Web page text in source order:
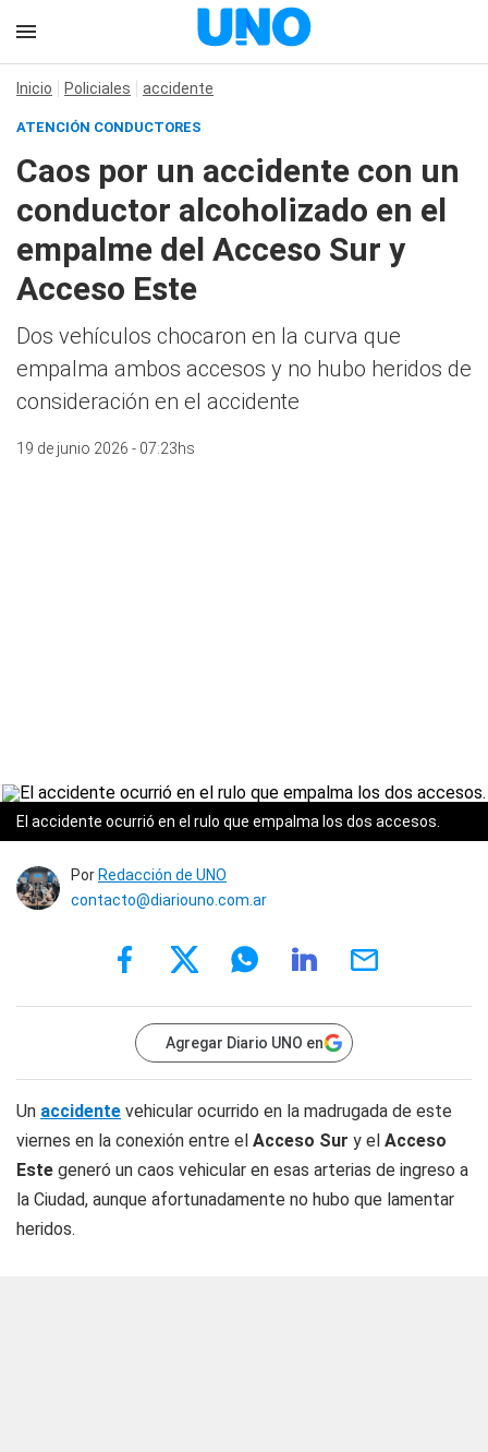
Inicio Policiales accidente
ATENCIÓN CONDUCTORES
Caos por un accidente con un
conductor alcoholizado en el
empalme del Acceso Sur y
Acceso Este
Dos vehículos chocaron en la curva que
empalma ambos accesos y no hubo heridos de
consideración en el accidente
19 de junio 2026 - 07:23hs
El accidente ocurrió en el rulo que empalma los dos accesos.
Por Redacción de UNO
contacto@diariouno.com.ar
Agregar Diario UNO en
Un accidente vehicular ocurrido en la madrugada de este
viernes en la conexión entre el Acceso Sur y el Acceso
Este generó un caos vehicular en esas arterias de ingreso a
la Ciudad, aunque afortunadamente no hubo que lamentar
heridos.